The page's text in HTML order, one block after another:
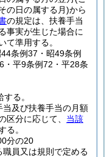
の日の属する月)から
の規定は、扶養手当
事実が生じた場合に
て準用する。
条例37・昭49条例
・平9条例72・平28条
る。
及び扶養手当の月額
区分に応じて、 当該
る。
分の20
員又は規則で定める